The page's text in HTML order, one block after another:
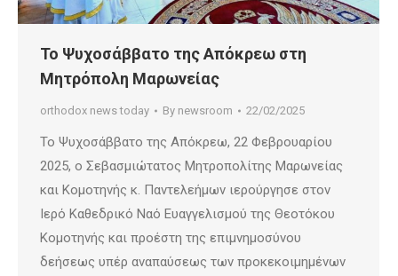
Το Ψυχοσάββατο της Απόκρεω στη
Μητρόπολη Μαρωνείας
orthodox news today By newsroom 22/02/2025
Το Ψυχοσάββατο της Απόκρεω, 22 Φεβρουαρίου
2025, ο Σεβασμιώτατος Μητροπολίτης Μαρωνείας
και Κομοτηνής κ. Παντελεήμων ιερούργησε στον
Ιερό Καθεδρικό Ναό Ευαγγελισμού της Θεοτόκου
Κομοτηνής και προέστη της επιμνημοσύνου
δεήσεως υπέρ αναπαύσεως των προκεκοιμημένων